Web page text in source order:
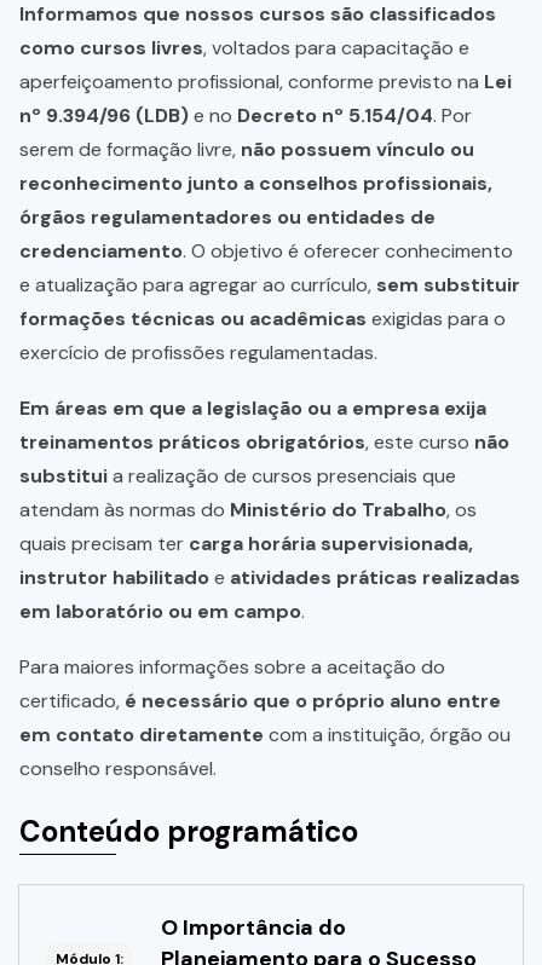
Informamos que nossos cursos são classificados
como cursos livres, voltados para capacitação e
aperfeiçoamento profissional, conforme previsto na Lei
nº 9.394/96 (LDB)e no Decreto nº 5.154/04. Por
serem de formação livre, não possuem vínculo ou
reconhecimento junto a conselhos profissionais,
órgãos regulamentadores ou entidades de
credenciamento. O objetivo é oferecer conhecimento
e atualização para agregar ao currículo, sem substituir
formações técnicas ou acadêmicas exigidas para o
exercício de profissões regulamentadas.
Em áreas em que a legislação ou a empresa exija
treinamentos práticos obrigatórios, este curso não
substituia realização de cursos presenciais que
atendam às normas do Ministério do Trabalho, os
quais precisam ter carga horária supervisionada,
instrutor habilitadoe atividades práticas realizadas
em laboratório ou em campo.
Para maiores informações sobre a aceitação do
certificado, é necessário que o próprio aluno entre
em contato diretamente com a instituição, órgão ou
conselho responsável.
Conteúdo programático
Módulo 1:
O Importância do